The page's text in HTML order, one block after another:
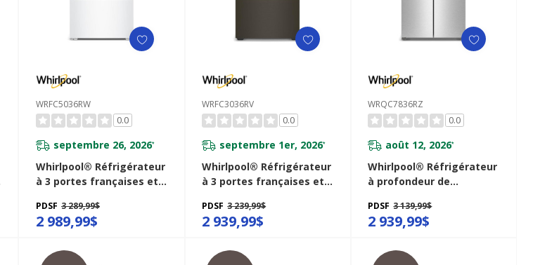
WRFC5036RW
0.0
septembre 26, 2026*
Whirlpool® Réfrigérateur
à 3 portes françaises et
véritable de 36 po - 23.4
pi cu WRFC5036RW
PDSF 3 289,99$
2 989,99$
WRFC3036RV
0.0
septembre 1er, 2026*
Whirlpool® Réfrigérateur
à 3 portes françaises et
véritable de 36 po - 24 pi
cu WRFC3036RV
PDSF 3 239,99$
2 939,99$
WRQC7836RZ
0.0
août 12, 2026*
Whirlpool® Réfrigérateur
à profondeur de
machine à glaçons dans
la porte de 36 po
PDSF 3 139,99$
2 939,99$